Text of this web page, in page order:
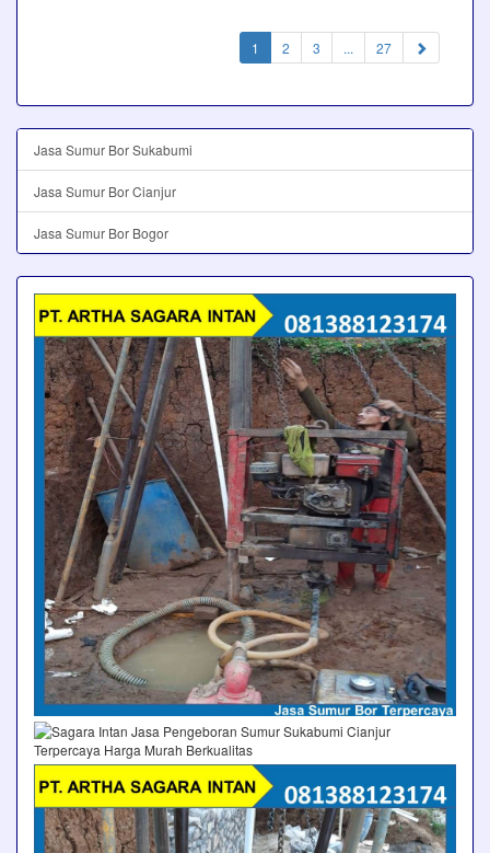
1 (current)
2 3 ... 27
Jasa Sumur Bor Sukabumi
Jasa Sumur Bor Cianjur
Jasa Sumur Bor Bogor